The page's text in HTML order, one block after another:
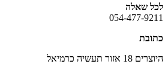
לכל שאלה
054-477-9211
כתובת
היוצרים 18 אזור תעשיה כרמיאל